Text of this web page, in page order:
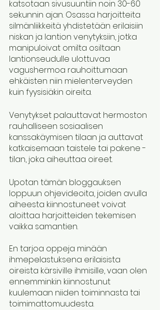
katsotaan sivusuuntiin noin 30-60
sekunnin ajan. Osassa harjoitteita
silmänliikkeitä yhdistetään erilaisiin
niskan ja lantion venytyksiin, jotka
manipuloivat omilta osiltaan
lantionseudulle ulottuvaa
vagushermoa rauhoittumaan
ehkäisten niin mielenterveyden
kuin fyysisiäkin oireita.
Venytykset palauttavat hermoston
rauhalliseen sosiaalisen
kanssakäymisen tilaan ja auttavat
katkaisemaan taistele tai pakene -
tilan, joka aiheuttaa oireet.
Upotan tämän bloggauksen
loppuun ohjevideoita, joiden avulla
aiheesta kiinnostuneet voivat
aloittaa harjoitteiden tekemisen
vaikka samantien.
En tarjoa oppeja minään
ihmepelastuksena erilaisista
oireista kärsiville ihmisille, vaan olen
ennemminkin kiinnostunut
kuulemaan niiden toiminnasta tai
toimimattomuudesta.